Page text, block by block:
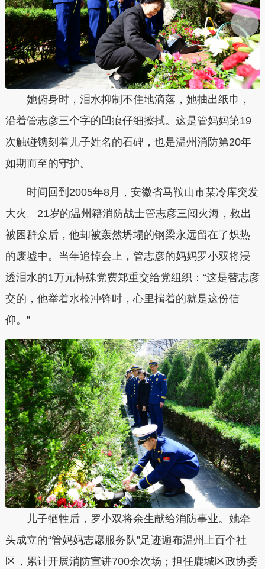
她俯身时，泪水抑制不住地滴落，她抽出纸巾，
沿着管志彦三个字的凹痕仔细擦拭。这是管妈妈第19
次触碰镌刻着儿子姓名的石碑，也是温州消防第20年
如期而至的守护。
时间回到2005年8月，安徽省马鞍山市某冷库突发
大火。21岁的温州籍消防战士管志彦三闯火海，救出
被困群众后，他却被轰然坍塌的钢梁永远留在了炽热
的废墟中。当年追悼会上， 管志彦的妈妈罗小双将浸
透泪水的1万元特殊党费郑重交给党组织：“这是替志彦
交的，他举着水枪冲锋时，心里揣着的就是这份信
仰。”
儿子牺牲后，罗小双将余生献给消防事业。她牵
头成立的“管妈妈志愿服务队”足迹遍布温州上百个社
区，累计开展消防宣讲700余次场；担任鹿城区政协委